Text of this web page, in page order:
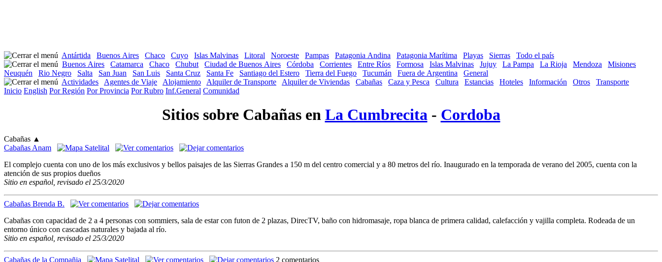
Antártida Buenos Aires Chaco Cuyo Islas Malvinas Litoral Noroeste Pampas Patagonia Andina Patagonia Marítima Playas Sierras
Todo el país
Buenos Aires
Catamarca Chaco Chubut Ciudad de Buenos Aires Córdoba Corrientes Entre Ríos Formosa Islas Malvinas Jujuy La Pampa La Rioja Mendoza
Misiones
Neuquén
Rio Negro Salta San Juan San Luis Santa Cruz Santa Fe Santiago del Estero Tierra del Fuego Tucumán Fuera de Argentina
General
Actividades
Agentes de Viaje Alojamiento Alquiler de Transporte Alquiler de Viviendas Cabañas Caza y Pesca Cultura Estancias Hoteles Información Otros
Transporte
Inicio English Por Región Por Provincia Por Rubro Inf.General Comunidad
Sitios sobre Cabañas en La Cumbrecita- Cordoba
Cabañas ▲
Cabañas Anam
El complejo cuenta con uno de los más exclusivos y bellos paisajes de las Sierras Grandes a 150 m del centro comercial y a 80 metros del río. Inaugurado en la temporada de verano del 2005, cuenta con la
atención de sus propios dueños
Sitio en español, revisado el 25/3/2020
Cabañas Brenda B.
Cabañas con capacidad de 2 a 4 personas con sommiers, sala de estar con futon de 2 plazas, DirecTV, baño con hidromasaje, ropa blanca de primera calidad, calefacción y vajilla completa. Rodeada de un
entorno único con cascadas naturales y bajada al río.
Sitio en español, revisado el 25/3/2020
Cabañas de la Compañia
2 comentarios